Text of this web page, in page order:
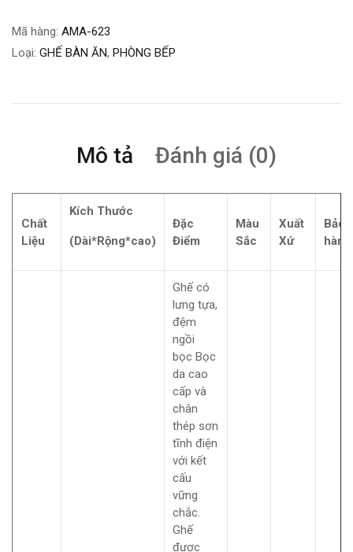
Mã hàng: AMA-623
Loại: GHẾ BÀN ĂN, PHÒNG BẾP
Mô tả Đánh giá (0)
Chất
Liệu
Kích Thước
(Dài*Rộng*cao)
Đặc
Điểm
Màu
Sắc
Xuất
Xứ
Bảo
hành
Ghế có
lưng tựa,
đệm
ngồi
bọc Bọc
da cao
cấp và
chân
thép sơn
tĩnh điện
với kết
cấu
vững
chắc.
Ghế
được